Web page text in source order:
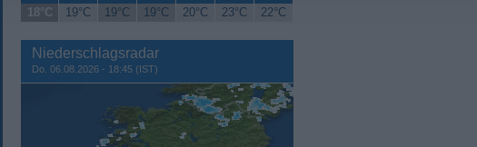
18°C 19°C 19°C 19°C 20°C 23°C 22°C
Niederschlagsradar
Do. 06.08.2026 - 18:45 (IST)